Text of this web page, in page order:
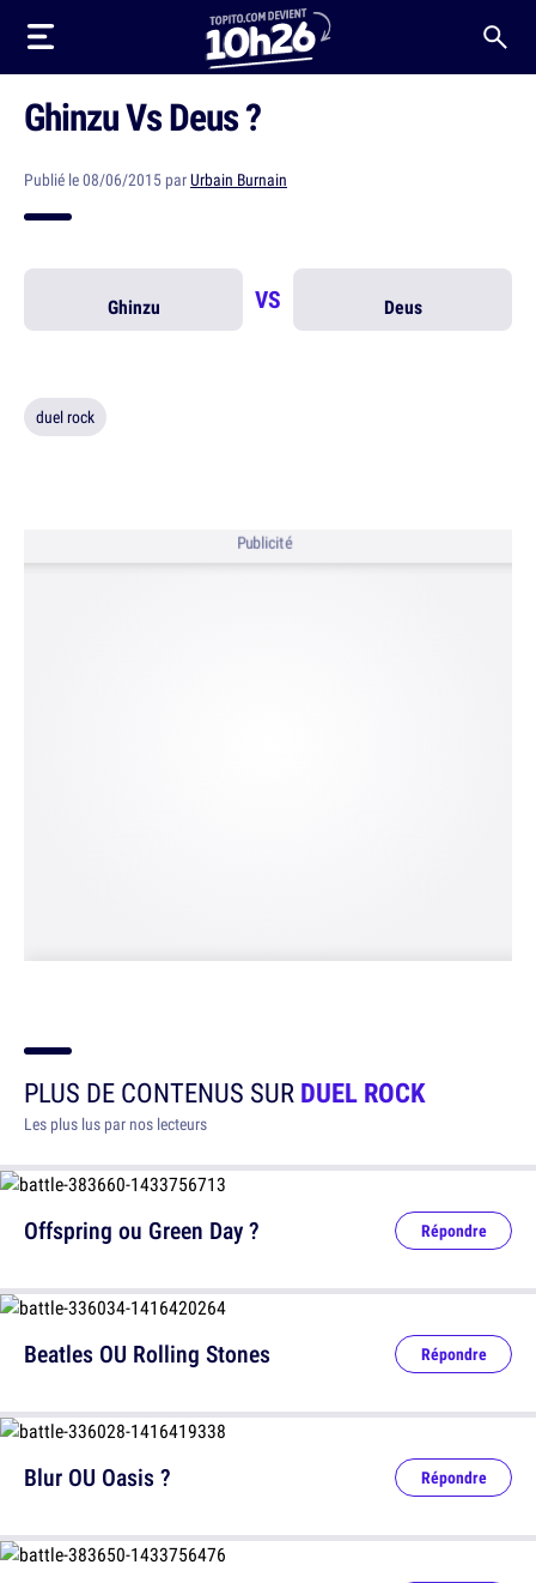
Ghinzu Vs Deus ?
Publié le 08/06/2015 parUrbain Burnain
Ghinzu VS Deus
duel rock
Publicité
PLUS DE CONTENUS SURDUEL ROCK
Les plus lus par nos lecteurs
Offspring ou Green Day ? Répondre
Blur OU Oasis ? Répondre
Beatles OU Rolling Stones Répondre